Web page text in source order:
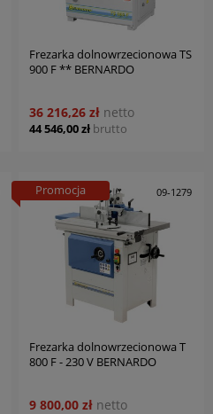
Frezarka dolnowrzecionowa TS
900 F ** BERNARDO
44 546,00 zł brutto
36 216,26 zł netto
09-1279
Frezarka dolnowrzecionowa T
800 F - 230 V BERNARDO
9 800,00 zł netto
Promocja